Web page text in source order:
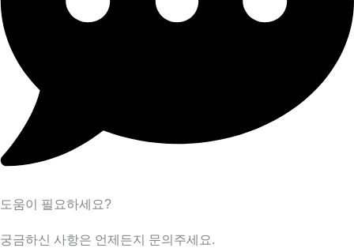
도움이 필요하세요?
궁금하신 사항은 언제든지 문의주세요.